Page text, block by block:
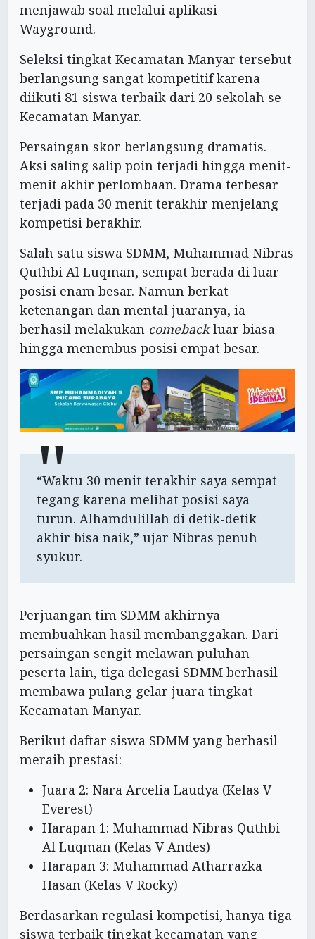
menjawab soal melalui aplikasi
Wayground.
Seleksi tingkat Kecamatan Manyar tersebut
berlangsung sangat kompetitif karena
diikuti 81 siswa terbaik dari 20 sekolah se-
Kecamatan Manyar.
Persaingan skor berlangsung dramatis.
Aksi saling salip poin terjadi hingga menit-
menit akhir perlombaan. Drama terbesar
terjadi pada 30 menit terakhir menjelang
kompetisi berakhir.
Salah satu siswa SDMM, Muhammad Nibras
Quthbi Al Luqman, sempat berada di luar
posisi enam besar. Namun berkat
ketenangan dan mental juaranya, ia
berhasil melakukan comebackluar biasa
hingga menembus posisi empat besar.
“Waktu 30 menit terakhir saya sempat
tegang karena melihat posisi saya
turun. Alhamdulillah di detik-detik
akhir bisa naik,” ujar Nibras penuh
syukur.
Perjuangan tim SDMM akhirnya
membuahkan hasil membanggakan. Dari
persaingan sengit melawan puluhan
peserta lain, tiga delegasi SDMM berhasil
membawa pulang gelar juara tingkat
Kecamatan Manyar.
Berikut daftar siswa SDMM yang berhasil
meraih prestasi:
Juara 2: Nara Arcelia Laudya (Kelas V
Everest)
Harapan 1: Muhammad Nibras Quthbi
Al Luqman (Kelas V Andes)
Harapan 3: Muhammad Atharrazka
Hasan (Kelas V Rocky)
Berdasarkan regulasi kompetisi, hanya tiga
siswa terbaik tingkat kecamatan yang